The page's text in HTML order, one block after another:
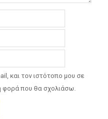
και τον ιστότοπο μου σε
φορά που θα σχολιάσω.